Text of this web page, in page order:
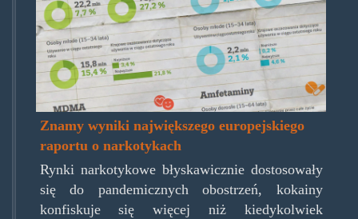
Znamy wyniki największego europejskiego
raportu o narkotykach
Rynki narkotykowe błyskawicznie dostosowały
się do pandemicznych obostrzeń, kokainy
konfiskuje się więcej niż kiedykolwiek